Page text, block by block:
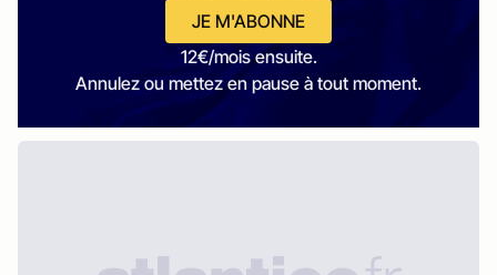
JE M'ABONNE
12€/mois ensuite.
Annulez ou mettez en pause à tout moment.